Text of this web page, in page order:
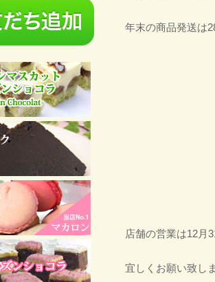
年末の商品発送は
店舗の営業は12月
宜しくお願い致し